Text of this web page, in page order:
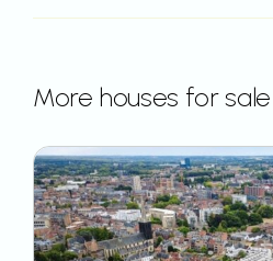
More houses for sale